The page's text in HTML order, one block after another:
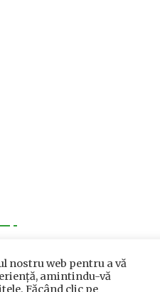
nostru web pentru a vă
amintindu-vă
Făcând clic pe